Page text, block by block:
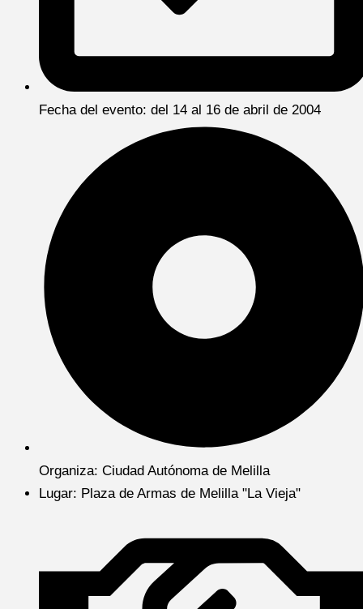
Fecha del evento: del 14 al 16 de abril de 2004
Organiza: Ciudad Autónoma de Melilla
Lugar: Plaza de Armas de Melilla "La Vieja"